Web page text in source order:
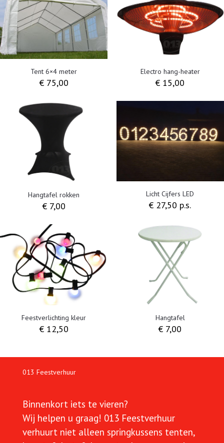
Tent 6×4 meter
€75,00
Electro hang-heater
€ 15,00
Hangtafel rokken
€7,00
Licht Cijfers LED
€ 27,50 p.s.
Feestverlichting kleur
€12,50
Hangtafel
€ 7,00
013 Feestverhuur
Binnenkort iets te vieren?
Wij helpen u graag! 013 Feestverhuur
verhuurt niet alleen springkussens tenten,